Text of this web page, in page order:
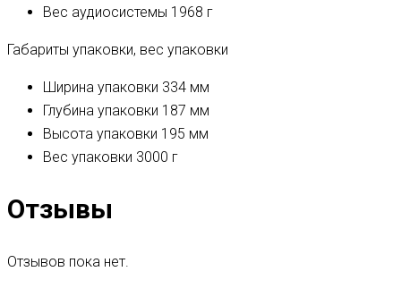
Вес аудиосистемы 1968 г
Габариты упаковки, вес упаковки
Ширина упаковки 334 мм
Глубина упаковки 187 мм
Высота упаковки 195 мм
Вес упаковки 3000 г
Отзывы
Отзывов пока нет.